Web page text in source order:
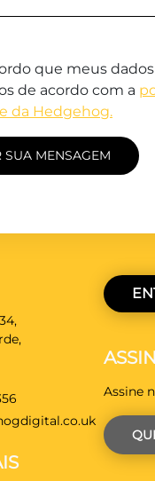
que meus
de acordo com a
da Hedgehog.
Assine